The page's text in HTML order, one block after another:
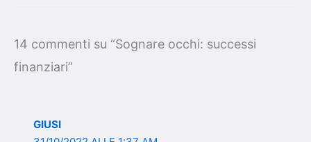
14 commenti su “Sognare occhi: successi
finanziari”
GIUSI